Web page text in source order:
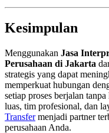
Kesimpulan
Menggunakan Jasa
Perusahaan di Jakarta
strategis yang dapat
memperkuat hubungan
setiap proses berjalan
luas, tim profesional, dan
Transfermenjadi partner
perusahaan Anda.